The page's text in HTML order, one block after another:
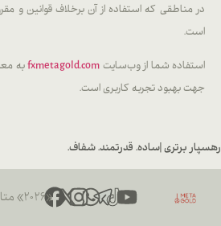
در مناطقی که استفاده از آن برخلاف قوانین و
است.
استفاده شما از وب‌سایت fxmetagold.comبه
جهت بهبود تجربه کاربری است.
رهسپار برتری |ساده. قدرتمند. شفاف.
«۲۰۲۶» متاگلد. همه حقوق محفوظ است.